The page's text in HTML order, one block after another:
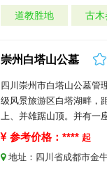
道教胜地 古木
崇州白塔山公墓
四川崇州市白塔山公墓管
级风景旅游区白塔湖畔，
上、并雄踞山顶。并有一
参考价格：**** 起
地址： 四川省成都市金